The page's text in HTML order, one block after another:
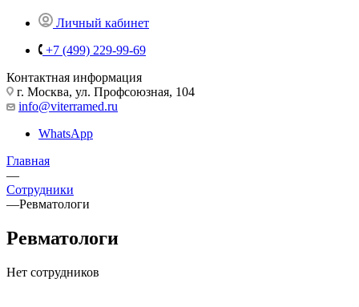
Личный кабинет
+7 (499) 229-99-69
Контактная информация
г. Москва, ул. Профсоюзная, 104
info@viterramed.ru
WhatsApp
Главная
—
Сотрудники
—Ревматологи
Ревматологи
Нет сотрудников